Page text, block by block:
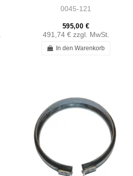
0045-121
595,00 €
491,74 € zzgl. MwSt.
In den Warenkorb